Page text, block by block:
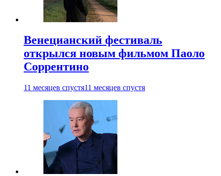
Венецианский фестиваль
открылся новым фильмом Паоло
Соррентино
11 месяцев спустя11 месяцев спустя